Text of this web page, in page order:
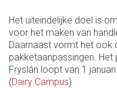
Het uiteindelijke doel is
voor het maken van
Daarnaast vormt het
pakketaanpassingen.
Fryslân loopt van 1
(Dairy Campus)